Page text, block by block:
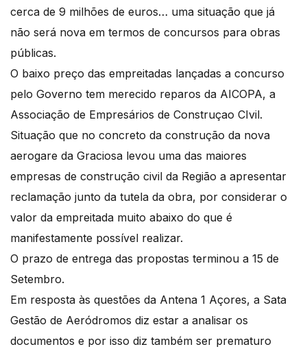
cerca de 9 milhões de euros… uma situação que já
não será nova em termos de concursos para obras
públicas.
O baixo preço das empreitadas lançadas a concurso
pelo Governo tem merecido reparos da AICOPA, a
Associação de Empresários de Construçao CIvil.
Situação que no concreto da construção da nova
aerogare da Graciosa levou uma das maiores
empresas de construção civil da Região a apresentar
reclamação junto da tutela da obra, por considerar o
valor da empreitada muito abaixo do que é
manifestamente possível realizar.
O prazo de entrega das propostas terminou a 15 de
Setembro.
Em resposta às questões da Antena 1 Açores, a Sata
Gestão de Aeródromos diz estar a analisar os
documentos e por isso diz também ser prematuro